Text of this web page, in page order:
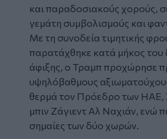
και παραδοσιακούς χορούς,
γεμάτη συμβολισμούς και
Με τη συνοδεία τιμητικής
παρατάχθηκε κατά μήκος του
άφιξης, ο Τραμπ προχώρησε
υψηλόβαθμους
θερμά τον Πρόεδρο των ΗΑΕ,
μπιν Ζάγιεντ Αλ Ναχιάν, ενώ
σημαίες των δύο χωρών.